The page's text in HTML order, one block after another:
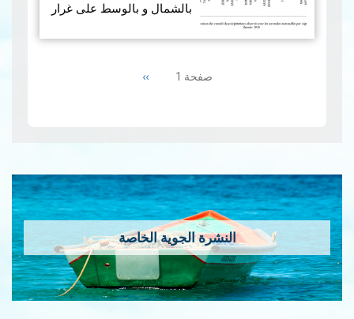
بالشمال و بالوسط على غرار
جانفي 2026 مما أدى إلى
من…
قراءة المزيد صفحة 1 Next
››
النشرة الجوية الخاصة